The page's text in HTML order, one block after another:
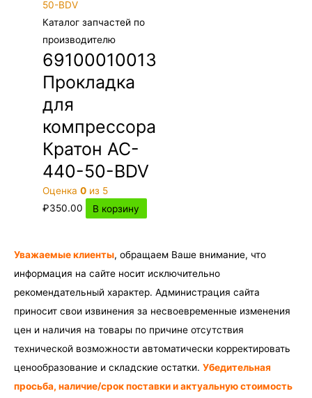
Каталог запчастей по
производителю
69100010013
Прокладка
для
компрессора
Кратон AC-
440-50-BDV
Оценка0 из 5
₽350.00 В корзину
Уважаемые клиенты, обращаем Ваше внимание, что
информация на сайте носит исключительно
рекомендательный характер. Администрация сайта
приносит свои извинения за несвоевременные изменения
цен и наличия на товары по причине отсутствия
технической возможности автоматически корректировать
ценообразование и складские остатки. Убедительная
просьба, наличие/срок поставки и актуальную стоимость